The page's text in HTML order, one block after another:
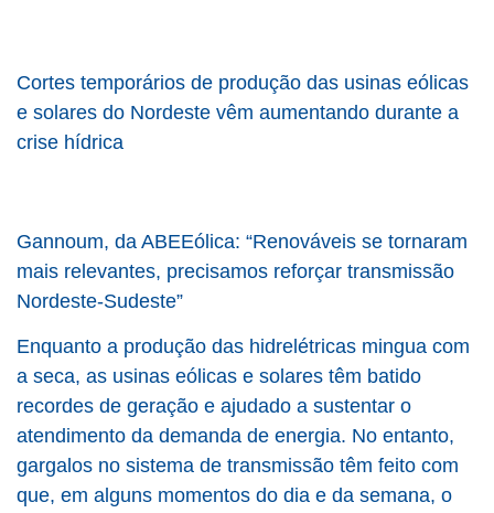
Cortes temporários de produção das usinas eólicas
e solares do Nordeste vêm aumentando durante a
crise hídrica
Gannoum, da ABEEólica: “Renováveis se tornaram
mais relevantes, precisamos reforçar transmissão
Nordeste-Sudeste”
Enquanto a produção das hidrelétricas mingua com
a seca, as usinas eólicas e solares têm batido
recordes de geração e ajudado a sustentar o
atendimento da demanda de energia. No entanto,
gargalos no sistema de transmissão têm feito com
que, em alguns momentos do dia e da semana, o